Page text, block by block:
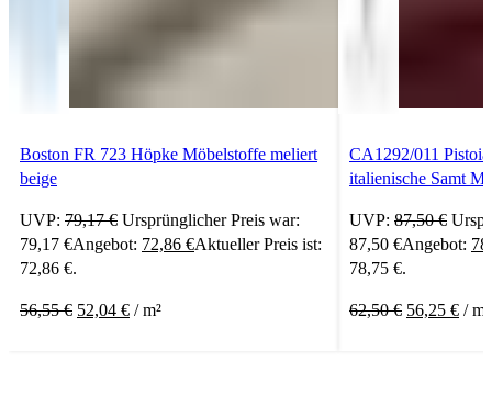
Boston FR 723 Höpke Möbelstoffe meliert
beige
UVP: 79,17€ Ursprünglicher Preis war:
79,17 €Angebot: 72,86 €Aktueller Preis ist:
72,86 €.
56,55€ 52,04 € /m²
CA1292/011
italienische Samt
UVP: 87,50€
87,50 €Angebot:
78,75 €.
62,50€ 56,25 € /m²